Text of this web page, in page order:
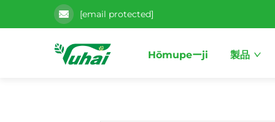
[email protected]
Hōmupeーji 製品